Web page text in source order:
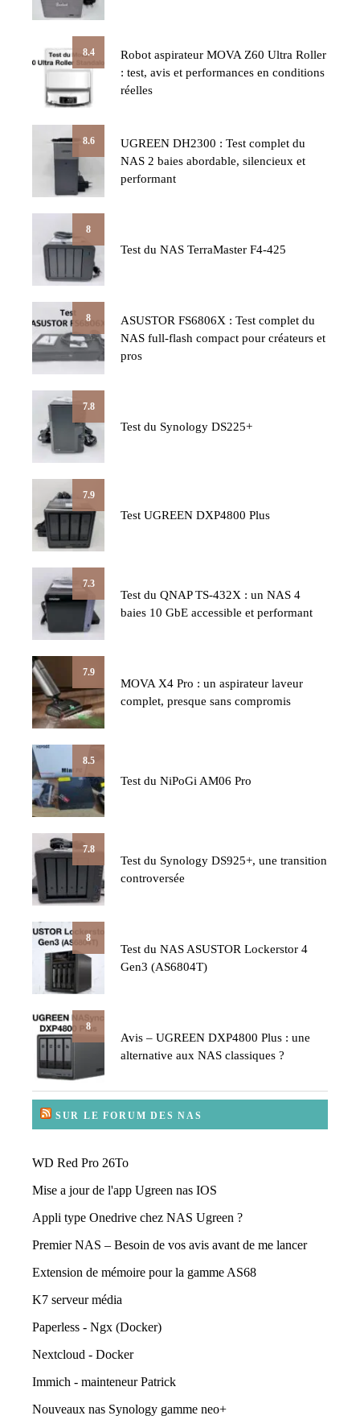
8.4
Robot aspirateur MOVA Z60 Ultra Roller
: test, avis et performances en conditions
réelles
8.6
UGREEN DH2300 : Test complet du
NAS 2 baies abordable, silencieux et
performant
8
Test du NAS TerraMaster F4-425
8
ASUSTOR FS6806X : Test complet du
NAS full-flash compact pour créateurs et
pros
7.8
Test du Synology DS225+
7.9
Test UGREEN DXP4800 Plus
7.3
Test du QNAP TS-432X : un NAS 4
baies 10 GbE accessible et performant
7.9
MOVA X4 Pro : un aspirateur laveur
complet, presque sans compromis
8.5
Test du NiPoGi AM06 Pro
7.8
Test du Synology DS925+, une transition
controversée
8
Test du NAS ASUSTOR Lockerstor 4
Gen3 (AS6804T)
8
Avis – UGREEN DXP4800 Plus : une
alternative aux NAS classiques ?
SUR LE FORUM DES NAS
WD Red Pro 26To
Mise a jour de l'app Ugreen nas IOS
Appli type Onedrive chez NAS Ugreen ?
Premier NAS – Besoin de vos avis avant de me lancer
Extension de mémoire pour la gamme AS68
K7 serveur média
Paperless - Ngx (Docker)
Nextcloud - Docker
Immich - mainteneur Patrick
Nouveaux nas Synology gamme neo+